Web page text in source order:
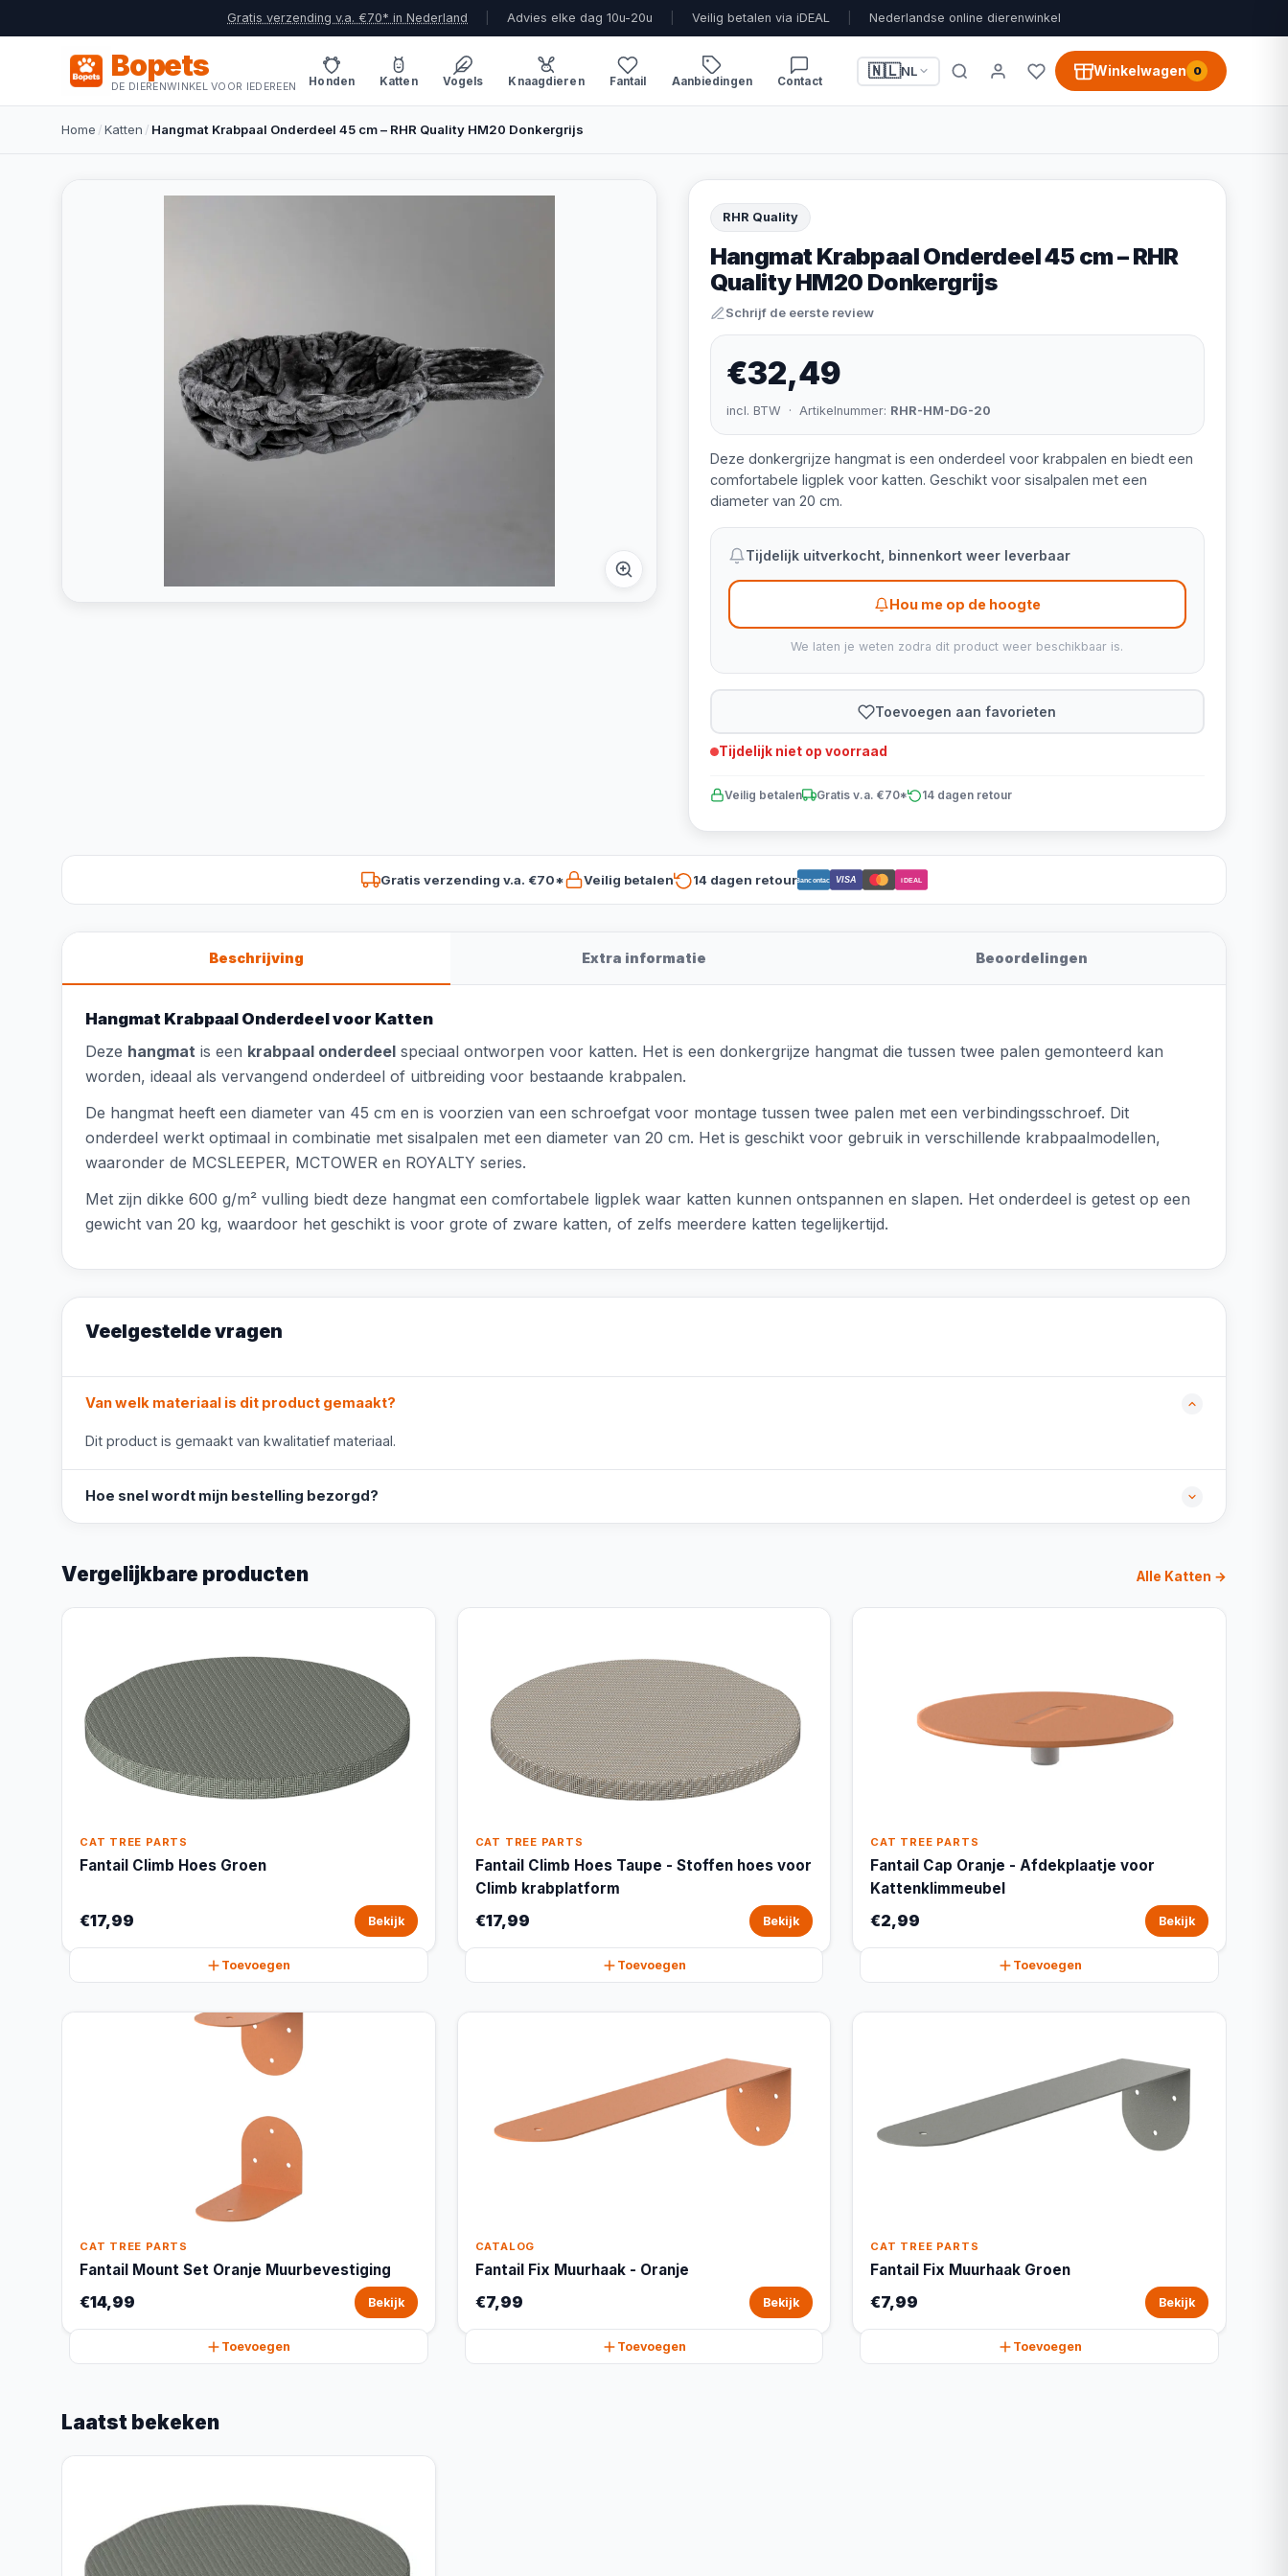
Gratis verzending v.a. €70* in Nederland Advies elke dag 10u-20u Veilig betalen via iDEAL Nederlandse online dierenwinkel
Bopets
DE DIERENWINKEL VOOR IEDEREEN Honden Katten Vogels Knaagdieren Fantail Aanbiedingen Contact
🇳🇱NL Winkelwagen 0
Home /Katten / Hangmat Krabpaal Onderdeel 45 cm – RHR Quality HM20 Donkergrijs
RHR Quality
Hangmat Krabpaal Onderdeel 45 cm – RHR
Quality HM20 Donkergrijs
Schrijf de eerste review
€32,49
incl. BTW · Artikelnummer: RHR-HM-DG-20
Deze donkergrijze hangmat is een onderdeel voor krabpalen en biedt een
comfortabele ligplek voor katten. Geschikt voor sisalpalen met een
diameter van 20 cm.
Tijdelijk uitverkocht, binnenkort weer leverbaar
Hou me op de hoogte
We laten je weten zodra dit product weer beschikbaar is.
Toevoegen aan favorieten
Tijdelijk niet op voorraad
Veilig betalen Gratis v.a. €70* 14 dagen retour
Gratis verzending v.a. €70* Veilig betalen 14 dagen retourBancontact VISA iDEAL
Beschrijving Extra informatie Beoordelingen
Hangmat Krabpaal Onderdeel voor Katten
Deze hangmat is een krabpaal onderdeel speciaal ontworpen voor katten. Het is een donkergrijze hangmat die tussen twee palen gemonteerd kan
worden, ideaal als vervangend onderdeel of uitbreiding voor bestaande krabpalen.
De hangmat heeft een diameter van 45 cm en is voorzien van een schroefgat voor montage tussen twee palen met een verbindingsschroef. Dit
onderdeel werkt optimaal in combinatie met sisalpalen met een diameter van 20 cm. Het is geschikt voor gebruik in verschillende krabpaalmodellen,
waaronder de MCSLEEPER, MCTOWER en ROYALTY series.
Met zijn dikke 600 g/m² vulling biedt deze hangmat een comfortabele ligplek waar katten kunnen ontspannen en slapen. Het onderdeel is getest op een
gewicht van 20 kg, waardoor het geschikt is voor grote of zware katten, of zelfs meerdere katten tegelijkertijd.
Veelgestelde vragen
Van welk materiaal is dit product gemaakt?
Dit product is gemaakt van kwalitatief materiaal.
Hoe snel wordt mijn bestelling bezorgd?
Vergelijkbare producten Alle Katten →
CAT TREE PARTS
Fantail Climb Hoes Groen
€17,99 Bekijk
Toevoegen
CAT TREE PARTS
Fantail Climb Hoes Taupe - Stoffen hoes voor
Climb krabplatform
€17,99 Bekijk
Toevoegen
CAT TREE PARTS
Fantail Cap Oranje - Afdekplaatje voor
Kattenklimmeubel
€2,99 Bekijk
Toevoegen
CAT TREE PARTS
Fantail Mount Set Oranje Muurbevestiging
€14,99 Bekijk
Toevoegen
CATALOG
Fantail Fix Muurhaak - Oranje
€7,99 Bekijk
Toevoegen
CAT TREE PARTS
Fantail Fix Muurhaak Groen
€7,99 Bekijk
Toevoegen
Laatst bekeken